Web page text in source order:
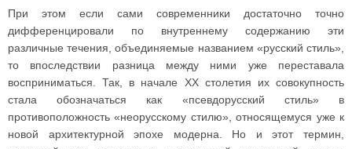
При этом если сами современники достаточно точно
дифференцировали по внутреннему содержанию эти
различные течения, объединяемые названием «русский стиль»,
то впоследствии разница между ними уже переставала
восприниматься. Так, в начале XX столетия их совокупность
стала обозначаться как «псевдорусский стиль» в
противоположность «неорусскому стилю», относящемуся уже к
новой архитектурной эпохе модерна. Но и этот термин,